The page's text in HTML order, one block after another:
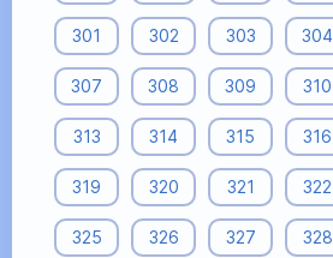
301 302 303 304
307 308 309 310
313 314 315 316
319 320 321 322
325 326 327 328